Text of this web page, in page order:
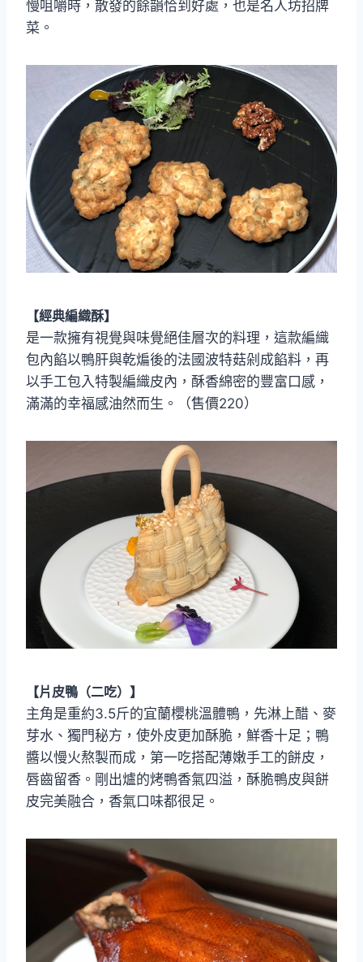
慢咀嚼時，散發的餘韻恰到好處，也是名人坊招牌
菜。
【經典編織酥】
是一款擁有視覺與味覺絕佳層次的料理，這款編織
包內餡以鴨肝與乾煸後的法國波特菇剁成餡料，再
以手工包入特製編織皮內，酥香綿密的豐富口感，
滿滿的幸福感油然而生。（售價220）
【片皮鴨（二吃）】
主角是重約3.5斤的宜蘭櫻桃溫體鴨，先淋上醋、麥
芽水、獨門秘方，使外皮更加酥脆，鮮香十足；鴨
醬以慢火熬製而成，第一吃搭配薄嫩手工的餅皮，
唇齒留香。剛出爐的烤鴨香氣四溢，酥脆鴨皮與餅
皮完美融合，香氣口味都很足。